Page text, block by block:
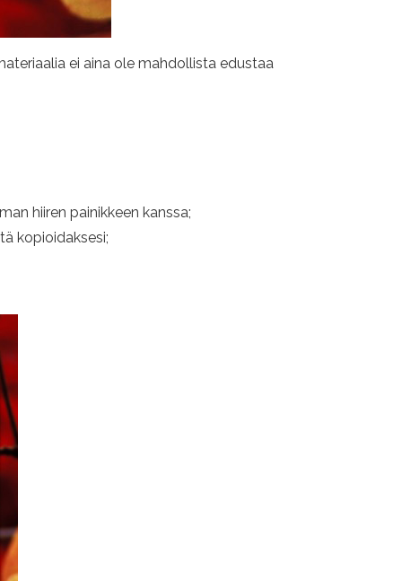
ei aina ole mahdollista edustaa
hiiren painikkeen kanssa;
kopioidaksesi;